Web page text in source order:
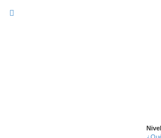
avanzada